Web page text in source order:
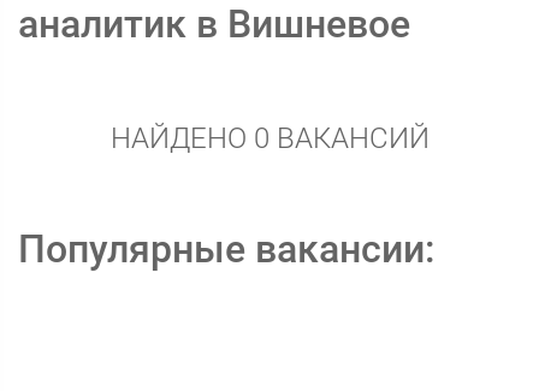
аналитик в Вишневое
НАЙДЕНО 0 ВАКАНСИЙ
Популярные вакансии: